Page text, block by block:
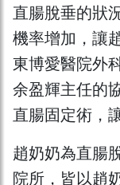
直腸脫垂的狀
機率增加，讓
東博愛醫院外
余盈輝主任的
直腸固定術，
趙奶奶為直腸
院所，皆以趙